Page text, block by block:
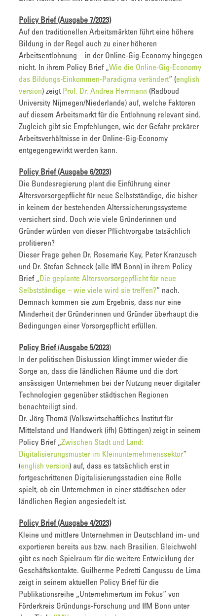
Policy Brief (Ausgabe 7/2023)
Auf den traditionellen Arbeitsmärkten führt eine höhere
Bildung in der Regel auch zu einer höheren
Arbeitsentlohnung – in der Online-Gig-Economy hingegen
nicht. In ihrem Policy Brief „Wie die Online-Gig-Economy
das Bildungs-Einkommen-Paradigma verändert“ (english
version) zeigt Prof. Dr. Andrea Herrmann (Radboud
University Nijmegen/Niederlande) auf, welche Faktoren
auf diesem Arbeitsmarkt für die Entlohnung relevant sind.
Zugleich gibt sie Empfehlungen, wie der Gefahr prekärer
Arbeitsverhältnisse in der Online-Gig-Economy
entgegengewirkt werden kann.
Policy Brief (Ausgabe 6/2023)
Die Bundesregierung plant die Einführung einer
Altersvorsorgepflicht für neue Selbstständige, die bisher
in keinem der bestehenden Alterssicherungssysteme
versichert sind. Doch wie viele Gründerinnen und
Gründer würden von dieser Pflichtvorgabe tatsächlich
profitieren?
Dieser Frage gehen Dr. Rosemarie Kay, Peter Kranzusch
und Dr. Stefan Schneck (alle IfM Bonn) in ihrem Policy
Brief „Die geplante Altersvorsorgepflicht für neue
Selbstständige – wie viele wird sie treffen?“ nach.
Demnach kommen sie zum Ergebnis, dass nur eine
Minderheit der Gründerinnen und Gründer überhaupt die
Bedingungen einer Vorsorgepflicht erfüllen.
Policy Brief(Ausgabe 5/2023)
In der politischen Diskussion klingt immer wieder die
Sorge an, dass die ländlichen Räume und die dort
ansässigen Unternehmen bei der Nutzung neuer digitaler
Technologien gegenüber städtischen Regionen
benachteiligt sind.
Dr. Jörg Thomä (Volkswirtschaftliches Institut für
Mittelstand und Handwerk (ifh) Göttingen) zeigt in seinem
Policy Brief „Zwischen Stadt und Land:
Digitalisierungsmuster im Kleinunternehmenssektor“
(english version) auf, dass es tatsächlich erst in
fortgeschrittenen Digitalisierungsstadien eine Rolle
spielt, ob ein Unternehmen in einer städtischen oder
ländlichen Region angesiedelt ist.
Policy Brief (Ausgabe 4/2023)
Kleine und mittlere Unternehmen in Deutschland im- und
exportieren bereits aus bzw. nach Brasilien. Gleichwohl
gibt es noch Spielraum für die weitere Entwicklung der
Geschäftskontakte. Guilherme Pedretti Cangussu de Lima
zeigt in seinem aktuellen Policy Brief für die
Publikationsreihe „Unternehmertum im Fokus“ von
Förderkreis Gründungs-Forschung und IfM Bonn unter